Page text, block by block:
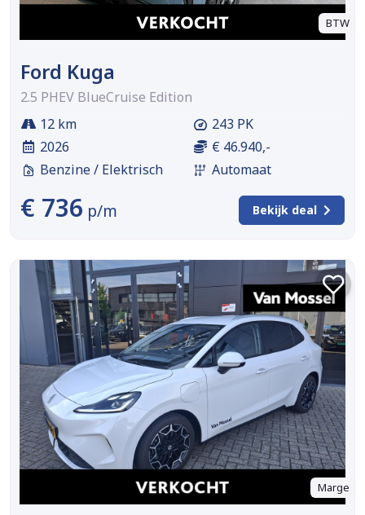
BTW
Ford Kuga
2.5 PHEV BlueCruise Edition
12 km
2026
Benzine / Elektrisch
243 PK
€ 46.940,-
Automaat
€ 736 p/m Bekijk deal
Marge